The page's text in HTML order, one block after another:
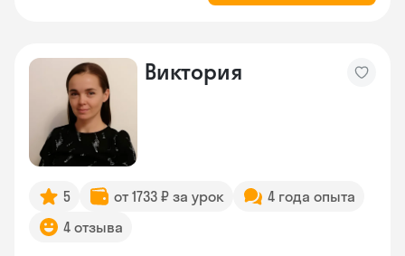
Виктория
5 от 1733 ₽ за урок
4 года опыта
4 отзыва